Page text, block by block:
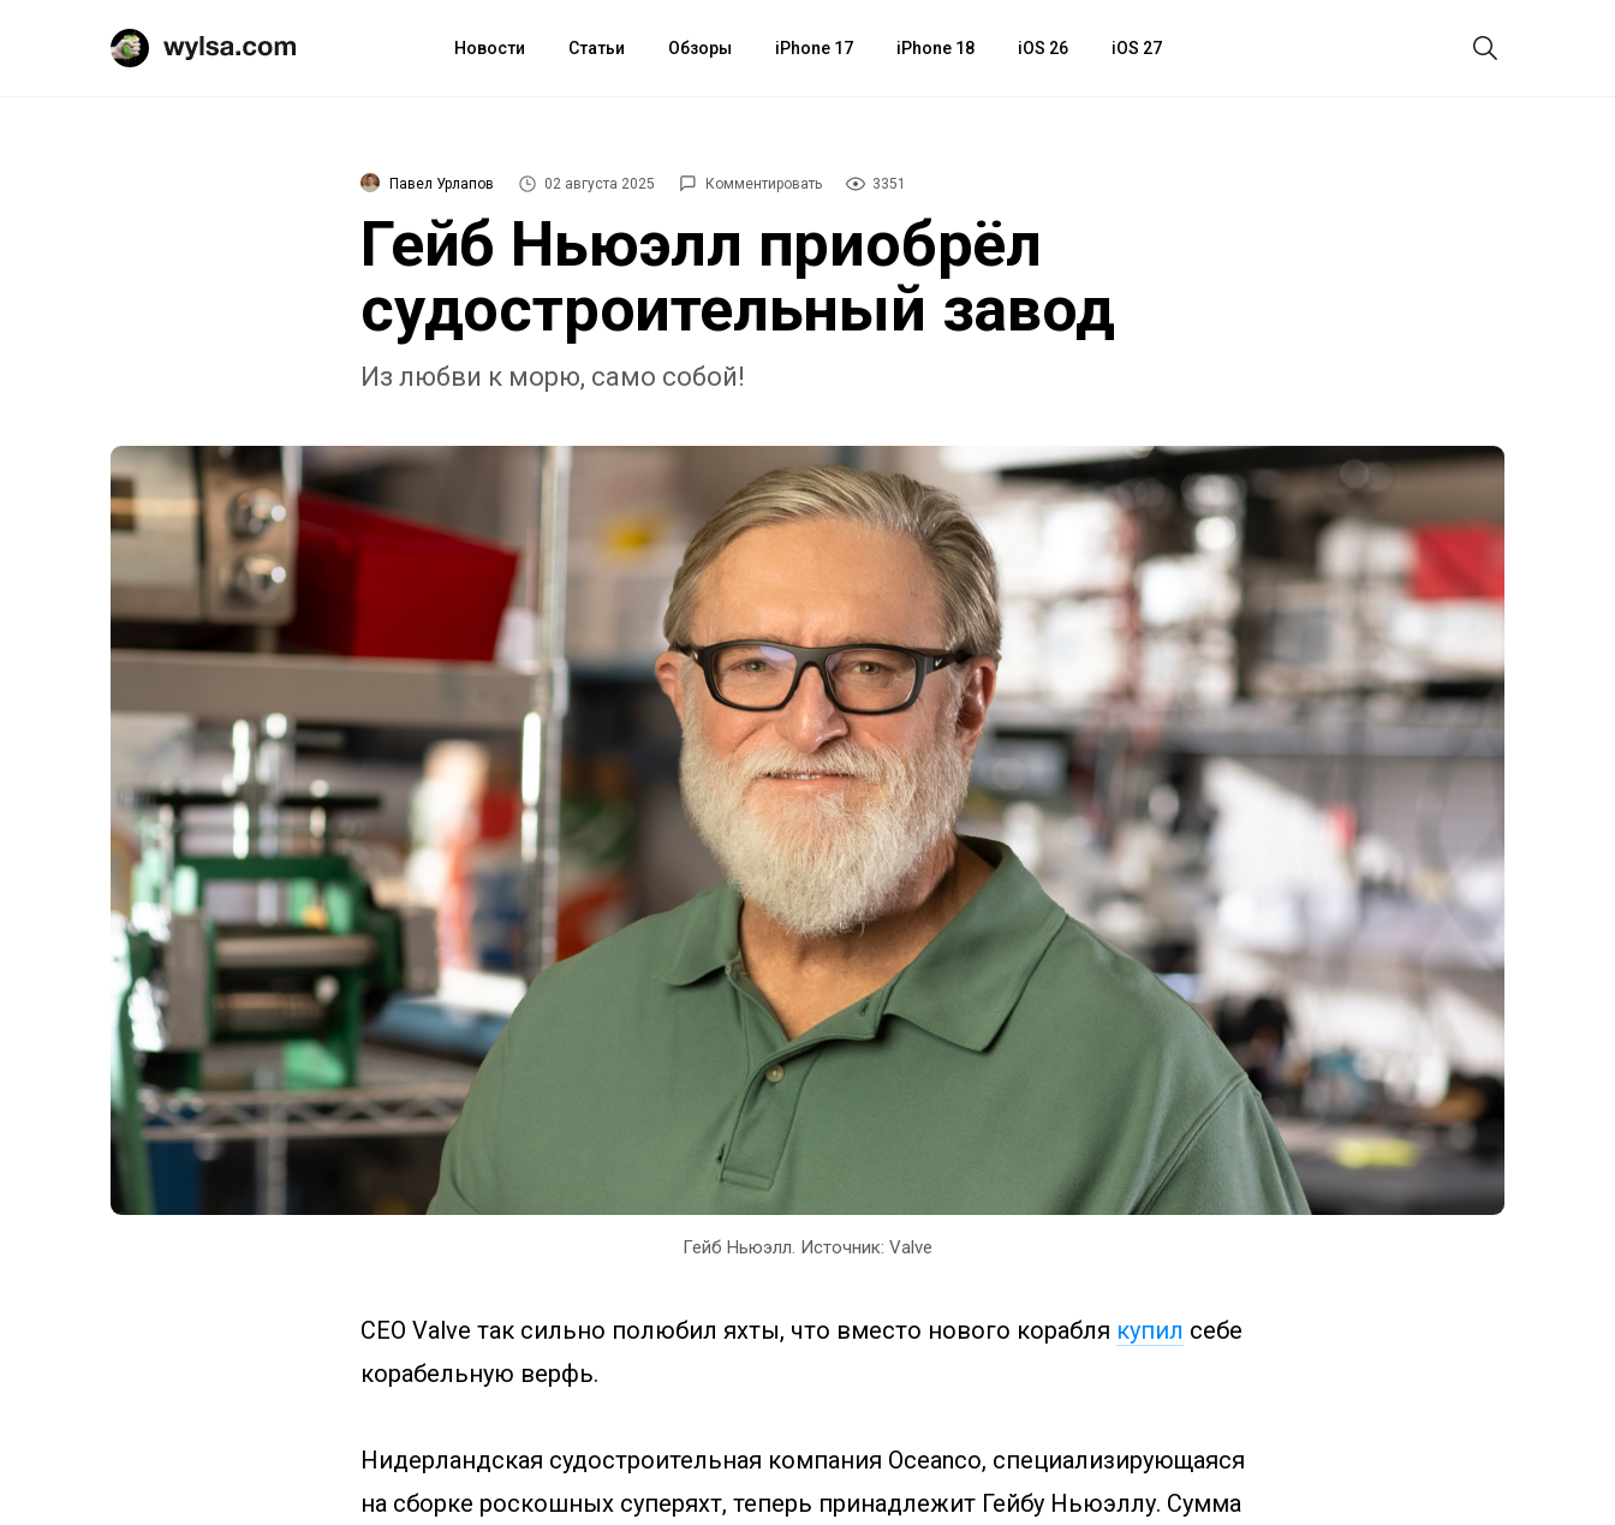
Новости Статьи Обзоры iPhone 17 iPhone 18 iOS 26 iOS 27
Павел Урлапов 02 августа 2025 Комментировать 3351
Гейб Ньюэлл приобрёл
судостроительный завод
Из любви к морю, само собой!
Гейб Ньюэлл. Источник: Valve
CEO Valve так сильно полюбил яхты, что вместо нового корабля купил себе
корабельную верфь.
Нидерландская судостроительная компания Oceanco, специализирующаяся
на сборке роскошных суперяхт, теперь принадлежит Гейбу Ньюэллу. Сумма